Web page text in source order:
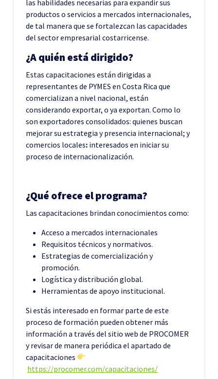
las habilidades necesarias para expandir sus
productos o servicios a mercados internacionales,
de tal manera que se fortalezcan las capacidades
del sector empresarial costarricense.
¿A quién está dirigido?
Estas capacitaciones están dirigidas a
representantes de PYMES en Costa Rica que
comercializan a nivel nacional, están
considerando exportar, o ya exportan. Como lo
son exportadores consolidados: quienes buscan
mejorar su estrategia y presencia internacional; y
comercios locales: interesados en iniciar su
proceso de internacionalización.
¿Qué ofrece el programa?
Las capacitaciones brindan conocimientos como:
Acceso a mercados internacionales
Requisitos técnicos y normativos.
Estrategias de comercialización y
promoción.
Logística y distribución global.
Herramientas de apoyo institucional.
Si estás interesado en formar parte de este
proceso de formación pueden obtener más
información a través del sitio web de PROCOMER
y revisar de manera periódica el apartado de
capacitaciones
https://procomer.com/capacitaciones/